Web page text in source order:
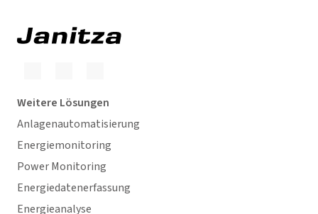
Weitere Lösungen
Anlagenautomatisierung
Energiemonitoring
Power Monitoring
Energiedatenerfassung
Energieanalyse